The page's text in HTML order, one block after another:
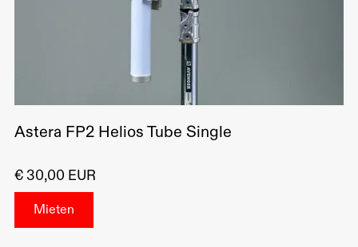
Astera FP2 Helios Tube Single
€ 30,00 EUR